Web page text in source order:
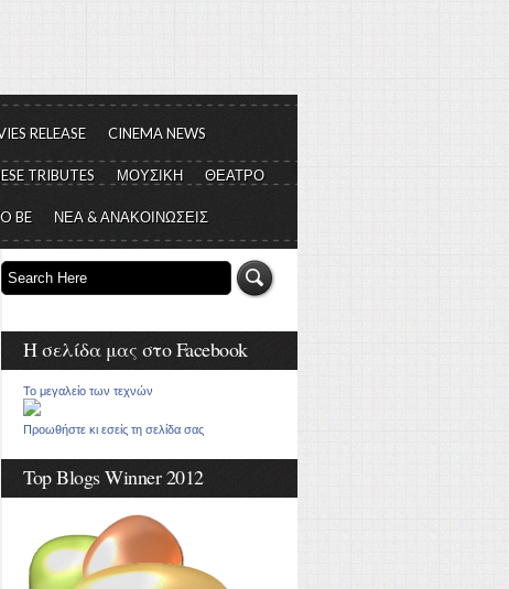
RELEASE CINEMA NEWS
TRIBUTES ΜΟΥΣΙΚΗ ΘΕΑΤΡΟ
BE ΝΕΑ & ΑΝΑΚΟΙΝΩΣΕΙΣ
Η σελίδα μας στο Facebook
Το μεγαλείο των τεχνών
Προωθήστε κι εσείς τη σελίδα σας
Top Blogs Winner 2012